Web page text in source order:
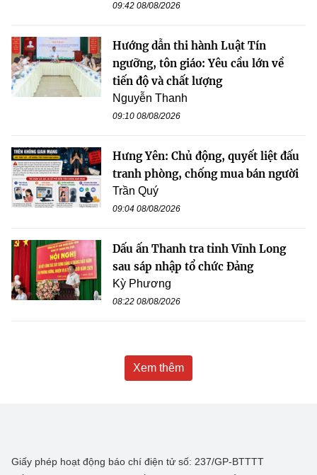
09:42 08/08/2026
Hướng dẫn thi hành Luật Tín
ngưỡng, tôn giáo: Yêu cầu lớn về
tiến độ và chất lượng
Nguyễn Thanh
09:10 08/08/2026
Hưng Yên: Chủ động, quyết liệt đấu
tranh phòng, chống mua bán người
Trần Quý
09:04 08/08/2026
Dấu ấn Thanh tra tỉnh Vĩnh Long
sau sáp nhập tổ chức Đảng
Kỳ Phương
08:22 08/08/2026
Xem thêm
Giấy phép hoạt động báo chí điện tử số: 237/GP-BTTTT